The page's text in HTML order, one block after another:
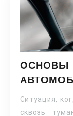
ОСНОВЫ
Ситуация,
сквозь